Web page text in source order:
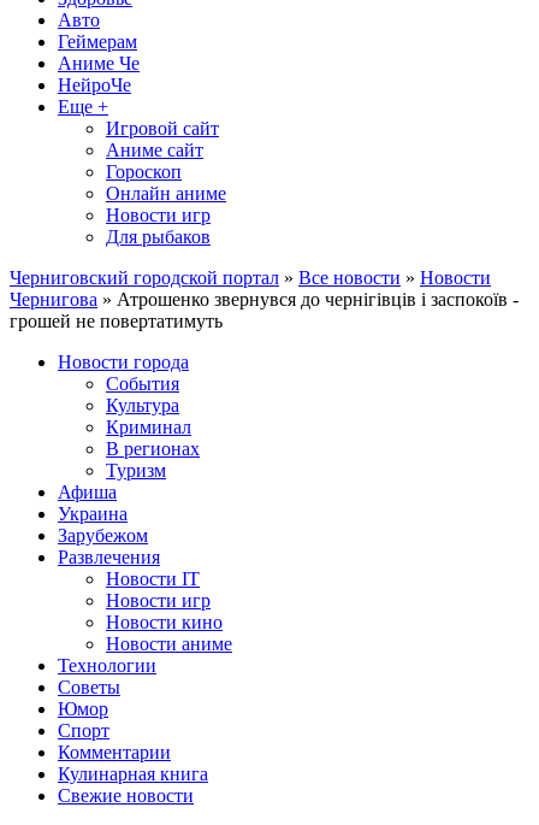
Авто
Геймерам
Аниме Че
НейроЧе
Еще +
Игровой сайт
Аниме сайт
Гороскоп
Онлайн аниме
Новости игр
Для рыбаков
Черниговский городской портал » Все новости » Новости
Чернигова » Атрошенко звернувся до чернігівців і заспокоїв -
грошей не повертатимуть
Новости города
События
Культура
Криминал
В регионах
Туризм
Афиша
Украина
Зарубежом
Развлечения
Новости IT
Новости игр
Новости кино
Новости аниме
Технологии
Советы
Юмор
Спорт
Комментарии
Кулинарная книга
Свежие новости